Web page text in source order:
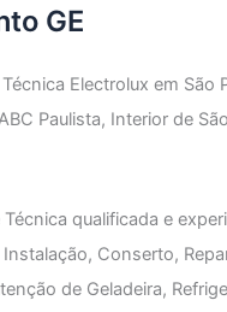
GE
Electrolux em São
Paulista, Interior de
qualificada e
Conserto,
de Geladeira,